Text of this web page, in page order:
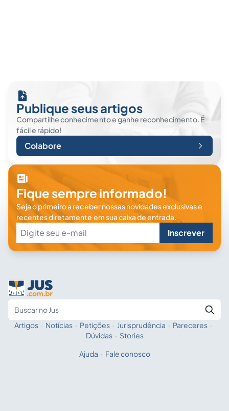
Publique seus artigos
Compartilhe conhecimento e ganhe reconhecimento. É
fácil e rápido!
Colabore
Fique sempre informado!
Seja o primeiro a receber nossas novidades exclusivas e
recentes diretamente em sua caixa de entrada.
Inscrever
Fale com a IA
Artigos · Notícias · Petições · Jurisprudência · Pareceres ·
Dúvidas · Stories
Ajuda · Fale conosco